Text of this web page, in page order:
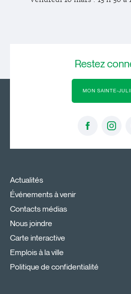
Restez
MON SAINTE-
Actualités
Événements à venir
Contacts médias
Nous joindre
Carte interactive
Emplois à la ville
Politique de confidentialité